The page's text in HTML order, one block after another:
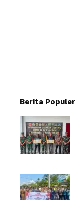
Berita Populer